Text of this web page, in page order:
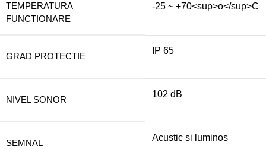
TEMPERATURA
FUNCTIONARE
-25 ~ +70<sup>o</sup>C
GRAD PROTECTIE
IP 65
NIVEL SONOR
102 dB
SEMNAL
Acustic si luminos